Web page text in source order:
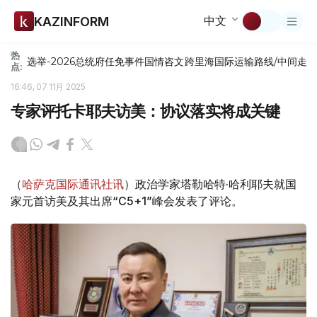
KAZINFORM 中文
热
点: 选举-2026总统府任免事件国情咨文跨里海国际运输路线/中间走廊
16:46, 07 11月 2025
专家评托卡耶夫访美：协议落实将成关键
（哈萨克国际通讯社讯）政治学家塔勒哈特·哈利耶夫就国
家元首访美及其出席“C5+1”峰会发表了评论。